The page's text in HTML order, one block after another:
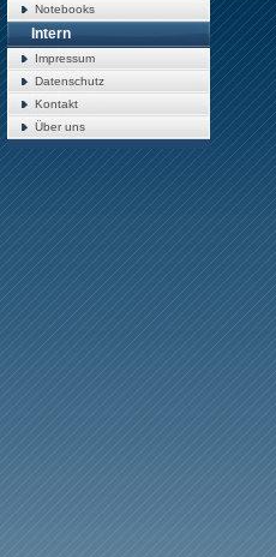
Notebooks
Intern
Impressum
Datenschutz
Kontakt
Über uns